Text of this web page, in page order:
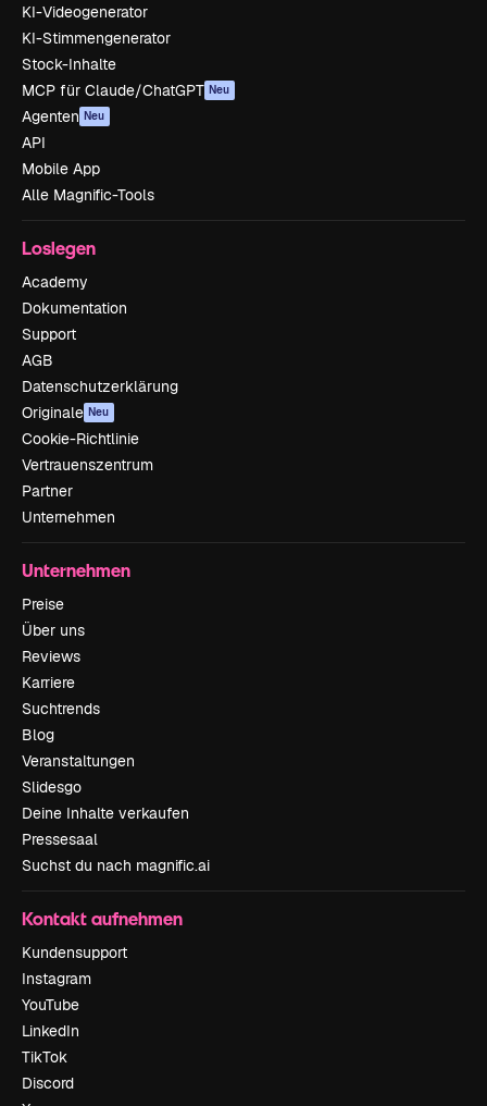
KI-Videogenerator
KI-Stimmengenerator
Stock-Inhalte
MCP für Claude/ChatGPT Neu
Agenten Neu
API
Mobile App
Alle Magnific-Tools
Loslegen
Academy
Dokumentation
Support
AGB
Datenschutzerklärung
Originale Neu
Cookie-Richtlinie
Vertrauenszentrum
Partner
Unternehmen
Unternehmen
Preise
Über uns
Reviews
Karriere
Suchtrends
Blog
Veranstaltungen
Slidesgo
Deine Inhalte verkaufen
Pressesaal
Suchst du nach magnific.ai
Kontakt aufnehmen
Kundensupport
Instagram
YouTube
LinkedIn
TikTok
Discord